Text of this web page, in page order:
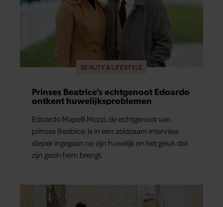
BEAUTY & LIFESTYLE
Prinses Beatrice’s echtgenoot Edoardo
ontkent huwelijksproblemen
Edoardo Mapelli Mozzi, de echtgenoot van
prinses Beatrice, is in een zeldzaam interview
dieper ingegaan op zijn huwelijk en het geluk dat
zijn gezin hem brengt.